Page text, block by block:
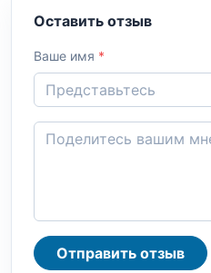
Оставить отзыв
Ваше имя *
Отправить отзыв